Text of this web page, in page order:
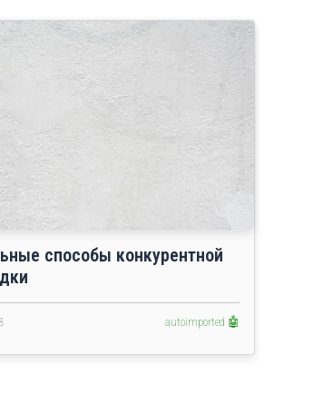
способы конкурентной
autoimported 🤖